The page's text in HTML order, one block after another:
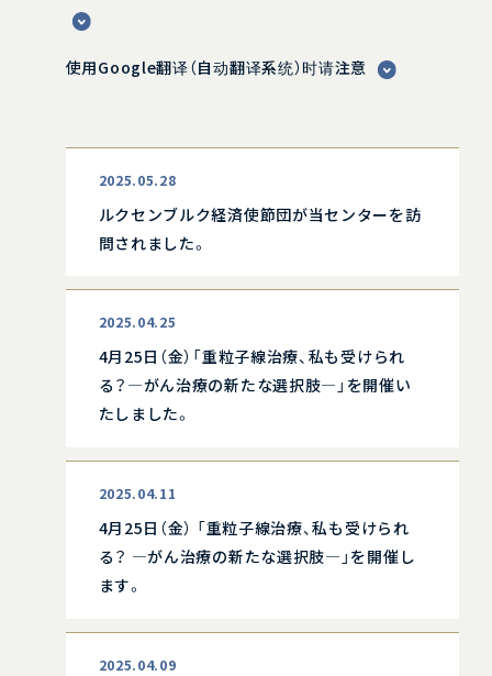
使用Google翻译（自动翻译系统）时请注意
2025.05.28
ルクセンブルク経済使節団が当センターを訪
問されました。
2025.04.25
4月25日（金）「重粒子線治療、私も受けられ
る？―がん治療の新たな選択肢―」を開催い
たしました。
2025.04.11
4月25日（金） 「重粒子線治療、私も受けられ
る？ ―がん治療の新たな選択肢―」を開催し
ます。
2025.04.09